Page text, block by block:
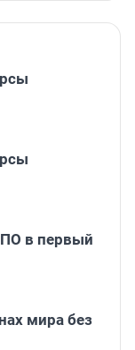
в первый
мира без